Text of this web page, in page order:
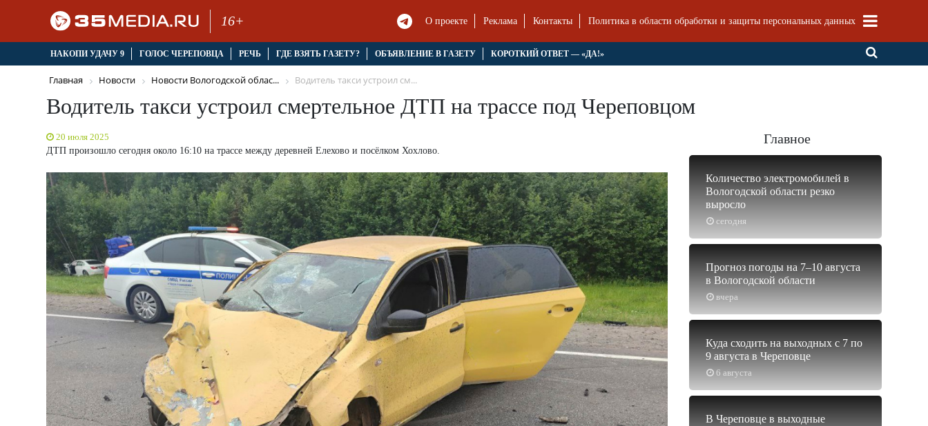
16+ О проекте Реклама Контакты Политика в области обработки и защиты персональных данных
НАКОПИ УДАЧУ 9 ГОЛОС ЧЕРЕПОВЦА РЕЧЬ ГДЕ ВЗЯТЬ ГАЗЕТУ? ОБЪЯВЛЕНИЕ В ГАЗЕТУ КОРОТКИЙ ОТВЕТ — «ДА!»
Главная Новости Новости Вологодской облас... Водитель такси устроил см...
Водитель такси устроил смертельное ДТП на трассе под Череповцом
20 июля 2025
ДТП произошло сегодня около 16:10 на трассе между деревней Елехово и посёлком Хохлово.
Главное
сегодня
Количество электромобилей в
Вологодской области резко
выросло
вчера
Прогноз погоды на 7–10 августа
в Вологодской области
6 августа
Куда сходить на выходных с 7 по
9 августа в Череповце
В Череповце в выходные